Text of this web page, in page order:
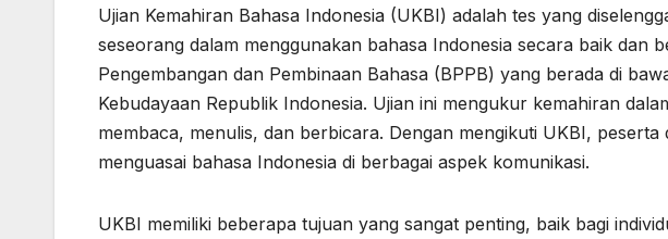
Ujian Kemahiran Bahasa Indonesia (UKBI) adalah tes yang
seseorang dalam menggunakan bahasa Indonesia secara baik dan
Pengembangan dan Pembinaan Bahasa (BPPB) yang berada di
Kebudayaan Republik Indonesia. Ujian ini mengukur kemahiran
membaca, menulis, dan berbicara. Dengan mengikuti UKBI,
menguasai bahasa Indonesia di berbagai aspek komunikasi.
UKBI memiliki beberapa tujuan yang sangat penting, baik bagi